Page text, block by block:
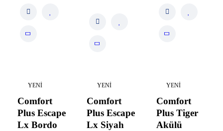
YENI
Comfort
Plus Escape
Lx Bordo
YENI
Comfort
Plus Escape
Lx Siyah
YENI
Comfort
Plus Tiger
Akülü